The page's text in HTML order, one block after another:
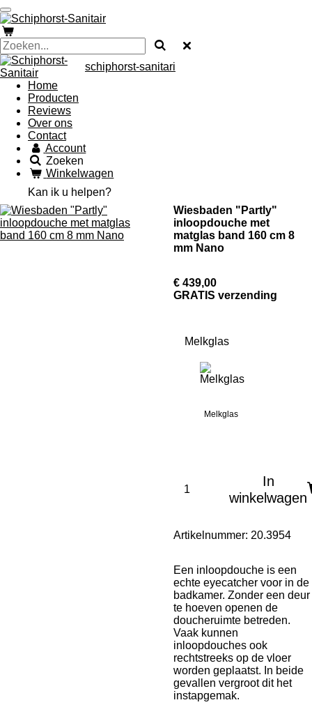
Ga
direct
naar
de
hoofdinhoud
schiphorst-sanitari
Home
Producten
Reviews
Over ons
Contact
Account
Zoeken
Winkelwagen
Kan ik u helpen?
Wiesbaden "Partly"
inloopdouche met
matglas band 160 cm 8
mm Nano
€ 439,00
GRATIS verzending
Melkglas
Melkglas
In
winkelwagen
Artikelnummer: 20.3954
Een inloopdouche is een
echte eyecatcher voor in de
badkamer. Zonder een deur
te hoeven openen de
doucheruimte betreden.
Vaak kunnen
inloopdouches ook
rechtstreeks op de vloer
worden geplaatst. In beide
gevallen vergroot dit het
instapgemak.